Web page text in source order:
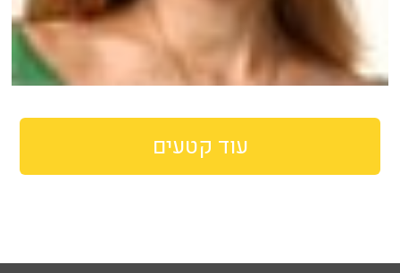
עוד קטעים